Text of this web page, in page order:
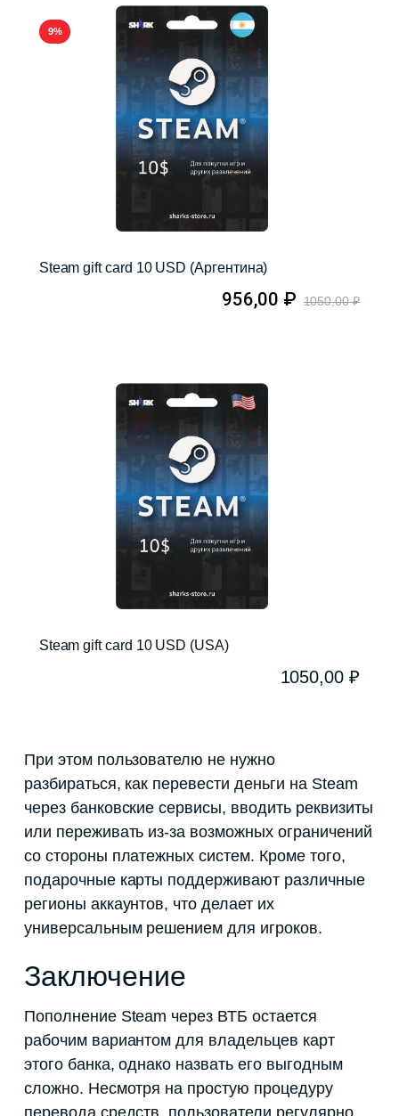
9%
Steam gift card 10 USD (Аргентина)
1050,00₽
956,00 ₽
Steam gift card 10 USD (USA)
1050,00₽
При этом пользователю не нужно
разбираться, как перевести деньги на Steam
через банковские сервисы, вводить реквизиты
или переживать из-за возможных ограничений
со стороны платежных систем. Кроме того,
подарочные карты поддерживают различные
регионы аккаунтов, что делает их
универсальным решением для игроков.
Заключение
Пополнение Steam через ВТБ остается
рабочим вариантом для владельцев карт
этого банка, однако назвать его выгодным
сложно. Несмотря на простую процедуру
перевода средств, пользователи регулярно